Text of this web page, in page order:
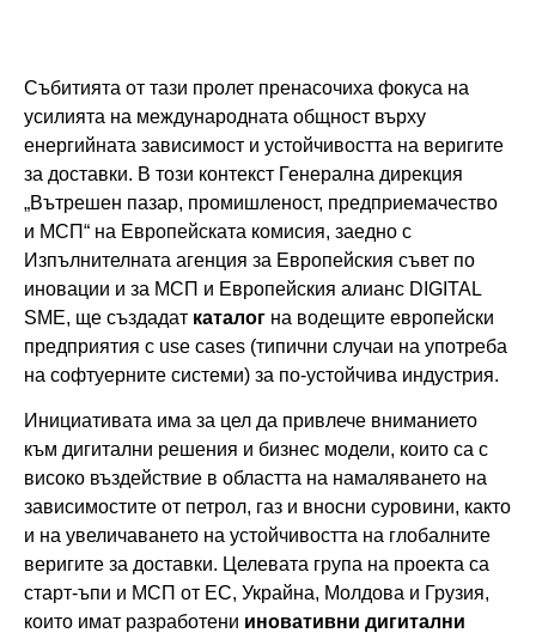
Събитията от тази пролет пренасочиха фокуса на
усилията на международната общност върху
енергийната зависимост и устойчивостта на веригите
за доставки. В този контекст Генерална дирекция
„Вътрешен пазар, промишленост, предприемачество
и МСП“ на Европейската комисия, заедно с
Изпълнителната агенция за Европейския съвет по
иновации и за МСП и Европейския алианс DIGITAL
SME, ще създадат каталог на водещите европейски
предприятия с use cases (типични случаи на употреба
на софтуерните системи) за по-устойчива индустрия.
Инициативата има за цел да привлече вниманието
към дигитални решения и бизнес модели, които са с
високо въздействие в областта на намаляването на
зависимостите от петрол, газ и вносни суровини, както
и на увеличаването на устойчивостта на глобалните
веригите за доставки. Целевата група на проекта са
старт-ъпи и МСП от ЕС, Украйна, Молдова и Грузия,
които имат разработени иновативни дигитални